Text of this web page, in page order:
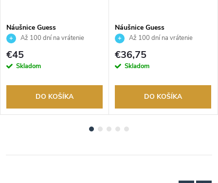
Náušnice Guess
JUBE05021JWYGT
Až 100 dní na vrátenie
tovaru. Autorizovaný predajca.
€45
Skladom
DO KOŠÍKA
Náušnice Guess
JUBE03131JWYGT
Až 100 dní na vrátenie
tovaru. Autorizovaný predajca.
€36,75
Skladom
DO KOŠÍKA